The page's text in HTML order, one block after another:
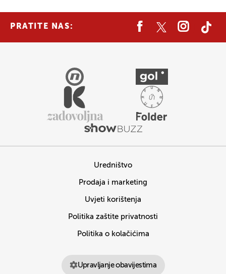
PRATITE NAS:
Uredništvo
Prodaja i marketing
Uvjeti korištenja
Politika zaštite privatnosti
Politika o kolačićima
Upravljanje obavijestima